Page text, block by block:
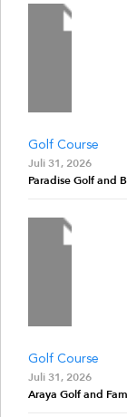
Golf Course
Juli 31, 2026
Paradise Golf and
Golf Course
Juli 31, 2026
Araya Golf and